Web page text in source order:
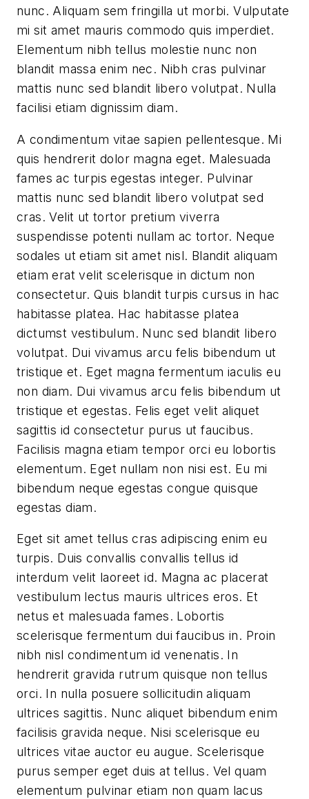
nunc. Aliquam sem fringilla ut morbi. Vulputate
mi sit amet mauris commodo quis imperdiet.
Elementum nibh tellus molestie nunc non
blandit massa enim nec. Nibh cras pulvinar
mattis nunc sed blandit libero volutpat. Nulla
facilisi etiam dignissim diam.
A condimentum vitae sapien pellentesque. Mi
quis hendrerit dolor magna eget. Malesuada
fames ac turpis egestas integer. Pulvinar
mattis nunc sed blandit libero volutpat sed
cras. Velit ut tortor pretium viverra
suspendisse potenti nullam ac tortor. Neque
sodales ut etiam sit amet nisl. Blandit aliquam
etiam erat velit scelerisque in dictum non
consectetur. Quis blandit turpis cursus in hac
habitasse platea. Hac habitasse platea
dictumst vestibulum. Nunc sed blandit libero
volutpat. Dui vivamus arcu felis bibendum ut
tristique et. Eget magna fermentum iaculis eu
non diam. Dui vivamus arcu felis bibendum ut
tristique et egestas. Felis eget velit aliquet
sagittis id consectetur purus ut faucibus.
Facilisis magna etiam tempor orci eu lobortis
elementum. Eget nullam non nisi est. Eu mi
bibendum neque egestas congue quisque
egestas diam.
Eget sit amet tellus cras adipiscing enim eu
turpis. Duis convallis convallis tellus id
interdum velit laoreet id. Magna ac placerat
vestibulum lectus mauris ultrices eros. Et
netus et malesuada fames. Lobortis
scelerisque fermentum dui faucibus in. Proin
nibh nisl condimentum id venenatis. In
hendrerit gravida rutrum quisque non tellus
orci. In nulla posuere sollicitudin aliquam
ultrices sagittis. Nunc aliquet bibendum enim
facilisis gravida neque. Nisi scelerisque eu
ultrices vitae auctor eu augue. Scelerisque
purus semper eget duis at tellus. Vel quam
elementum pulvinar etiam non quam lacus